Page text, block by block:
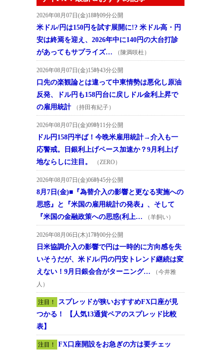
2026年08月07日(金)18時09分公開
米ドル/円は150円を試す展開に!? 米ドル高・円
安は終焉を迎え、2026年中に140円の大台打診
があってもサプライズ…
（陳満咲杜）
2026年08月07日(金)15時43分公開
口先の楽観論とは違って中東情勢は悪化し原油
反発、ドル円も158円台に戻しドル金利上昇で
の雇用統計
（持田有紀子）
2026年08月07日(金)09時11分公開
ドル円158円半ば！今晩米雇用統計→介入も一
応警戒。日銀利上げペース加速か？9月利上げ
地ならしに注目。
（ZERO）
2026年08月07日(金)06時45分公開
8月7日(金)■『為替介入の影響と更なる実施への
思惑』と『米国の雇用統計の発表』、そして
『米国の金融政策への思惑(利上…
（羊飼い）
2026年08月06日(木)17時00分公開
日米協調介入の影響で円は一時的に方向感を失
いそうだが、米ドル/円の円安トレンド継続は変
えない！9月日銀会合がターニング…
（今井雅
人）
注目！
スプレッドが狭いおすすめFX口座が見
つかる！ 【人気13通貨ペアのスプレッド比較
表】
注目！ FX口座開設をお急ぎの方は要チェッ